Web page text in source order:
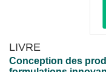
LIVRE
Conception des